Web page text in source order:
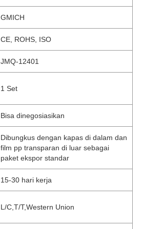
GMICH
CE, ROHS, ISO
JMQ-12401
1 Set
Bisa dinegosiasikan
Dibungkus dengan kapas di dalam dan
film pp transparan di luar sebagai
paket ekspor standar
15-30 hari kerja
L/C,T/T,Western Union